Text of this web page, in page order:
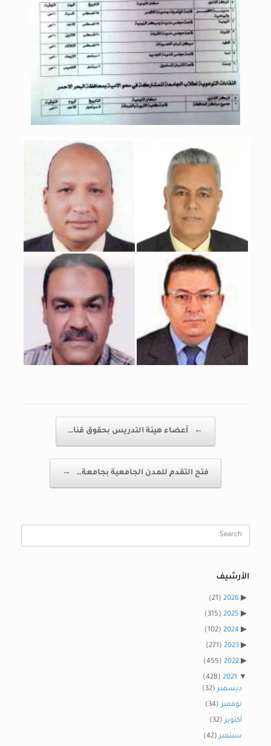
← أعضاء هيئة التدريس بحقوق قنا…
فتح التقدم للمدن الجامعية بجامعة… →
الأرشيف
2026
(21)
2025
(315)
2024
(102)
2023
(271)
2022
(455)
2021
(428)
ديسمبر (32)
نوفمبر (34)
أكتوبر (32)
سبتمبر (42)